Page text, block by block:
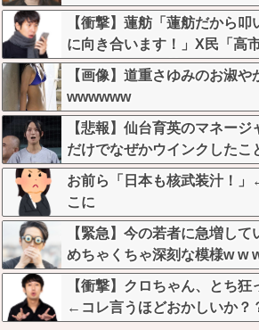
【衝撃】蓮舫「蓮舫だから
に向き合います！」X民「高
やってるのがお前だろ」←
【画像】道重さゆみのお淑
wwwwww
【悲報】仙台育英のマネー
だけでなぜかウインクしたこ
お前ら「日本も核武装汁！
こに
【緊急】今の若者に急増して
めちゃくちゃ深刻な模様w w
【衝撃】クロちゃん、とち
←コレ言うほどおかしいか？